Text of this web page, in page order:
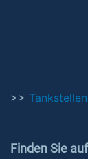
>> Tankstellen
Finden Sie